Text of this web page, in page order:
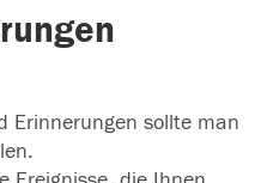
Erinnerungen sollte man